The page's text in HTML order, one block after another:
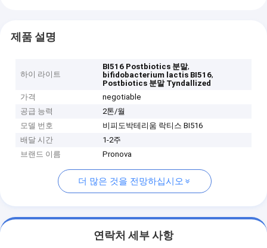
제품 설명
하이 라이트
BI516 Postbiotics 분말,
bifidobacterium lactis BI516,
Postbiotics 분말 Tyndallized
가격
negotiable
공급 능력
2톤/월
모델 번호
비피도박테리움 락티스 BI516
배달 시간
1-2주
브랜드 이름
Pronova
더 많은 것을 전망하십시오
연락처 세부 사항